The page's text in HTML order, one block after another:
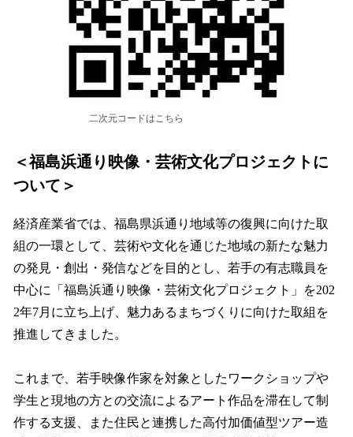
二次元コードはこちら
＜福島浜通り映像・芸術文化プロジェクトに
ついて＞
経済産業省では、福島県浜通り地域等の復興に向けた取
組の一環として、芸術や文化を通じた地域の新たな魅力
の発見・創出・発信などを目的とし、若手の有志職員を
中心に「福島浜通り映像・芸術文化プロジェクト」を202
2年7月に立ち上げ、魅力あるまちづくりに向けた取組を
推進してきました。
これまで、若手映像作家を対象としたワークショップや
学生と現地の方との交流によるアート作品を滞在して制
作する支援、また住民と連携した高付加価値型ツアー造